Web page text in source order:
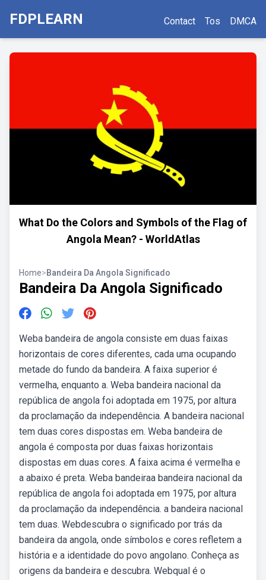
FDPLEARN Contact Tos DMCA
What Do the Colors and Symbols of the Flag of
Angola Mean? - WorldAtlas
Home>Bandeira Da Angola Significado
Bandeira Da Angola Significado
Weba bandeira de angola consiste em duas faixas
horizontais de cores diferentes, cada uma ocupando
metade do fundo da bandeira. A faixa superior é
vermelha, enquanto a. Weba bandeira nacional da
república de angola foi adoptada em 1975, por altura
da proclamação da independência. A bandeira nacional
tem duas cores dispostas em. Weba bandeira de
angola é composta por duas faixas horizontais
dispostas em duas cores. A faixa acima é vermelha e
a abaixo é preta. Weba bandeiraa bandeira nacional da
república de angola foi adoptada em 1975, por altura
da proclamação da independência. a bandeira nacional
tem duas. Webdescubra o significado por trás da
bandeira da angola, onde símbolos e cores refletem a
história e a identidade do povo angolano. Conheça as
origens da bandeira e descubra. Webqual é o